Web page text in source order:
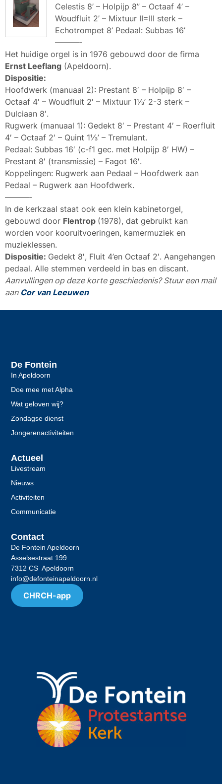
Celestis 8’ – Holpijp 8” – Octaaf 4’ –
Woudfluit 2’ – Mixtuur II=III sterk –
Echotrompet 8’ Pedaal: Subbas 16’
———-
Het huidige orgel is in 1976 gebouwd door de firma
Ernst Leeflang (Apeldoorn).
Dispositie:
Hoofdwerk (manuaal 2): Prestant 8′ – Holpijp 8′ –
Octaaf 4′ – Woudfluit 2′ – Mixtuur 1⅓’ 2-3 sterk –
Dulciaan 8′.
Rugwerk (manuaal 1): Gedekt 8′ – Prestant 4′ – Roerfluit
4′ – Octaaf 2′ – Quint 1⅓’ – Tremulant.
Pedaal: Subbas 16′ (c-f1 gec. met Holpijp 8′ HW) –
Prestant 8′ (transmissie) – Fagot 16′.
Koppelingen: Rugwerk aan Pedaal – Hoofdwerk aan
Pedaal – Rugwerk aan Hoofdwerk.
———-
In de kerkzaal staat ook een klein kabinetorgel,
gebouwd door Flentrop (1978), dat gebruikt kan
worden voor kooruitvoeringen, kamermuziek en
muzieklessen.
Dispositie: Gedekt 8′, Fluit 4’en Octaaf 2′. Aangehangen
pedaal. Alle stemmen verdeeld in bas en discant.
Aanvullingen op deze korte geschiedenis? Stuur een mail
aan Cor van Leeuwen
De Fontein
In Apeldoorn
Doe mee met Alpha
Wat geloven wij?
Zondagse dienst
Jongerenactiviteiten
Actueel
Livestream
Nieuws
Activiteiten
Communicatie
Contact
De Fontein Apeldoorn
Asselsestraat 199
7312 CS Apeldoorn
info@defonteinapeldoorn.nl
CHRCH-app